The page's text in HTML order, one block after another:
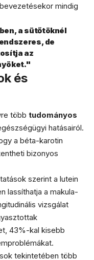
mindig
a sütőtöknél
de
az
és
több tudományos
hatásairól.
a béta-karotin
bizonyos
szerint a lutein
lassíthatja a makula-
vizsgálat
43%-kal kisebb
tekintetében több